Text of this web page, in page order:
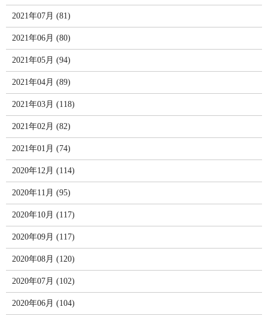
2021年07月 (81)
2021年06月 (80)
2021年05月 (94)
2021年04月 (89)
2021年03月 (118)
2021年02月 (82)
2021年01月 (74)
2020年12月 (114)
2020年11月 (95)
2020年10月 (117)
2020年09月 (117)
2020年08月 (120)
2020年07月 (102)
2020年06月 (104)